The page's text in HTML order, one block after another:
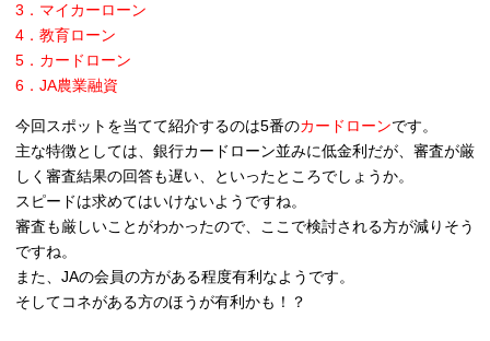
3．マイカーローン
4．教育ローン
5．カードローン
6．JA農業融資
今回スポットを当てて紹介するのは5番のカードローンです。
主な特徴としては、銀行カードローン並みに低金利だが、審査が厳
しく審査結果の回答も遅い、といったところでしょうか。
スピードは求めてはいけないようですね。
審査も厳しいことがわかったので、ここで検討される方が減りそう
ですね。
また、JAの会員の方がある程度有利なようです。
そしてコネがある方のほうが有利かも！？